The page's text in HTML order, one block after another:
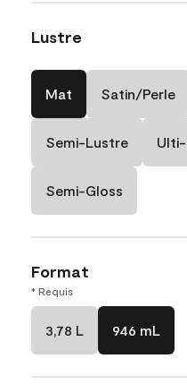
Lustre
Mat Satin/Perle
Semi-Lustre
Semi-Gloss
Format
* Requis
3,78 L 946 mL